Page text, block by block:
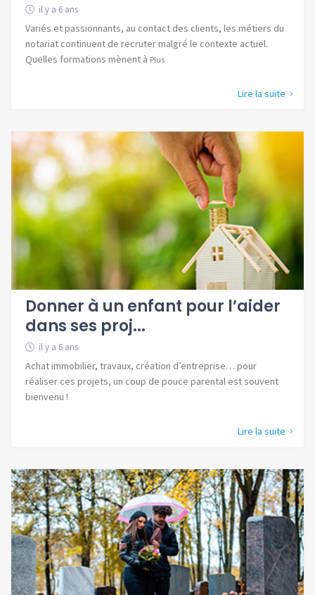
il y a 6 ans
Variés et passionnants, au contact des clients, les métiers du
notariat continuent de recruter malgré le contexte actuel.
Quelles formations mènent à Plus
Lire la suite
Donner à un enfant pour l’aider
dans ses proj...
il y a 6 ans
Achat immobilier, travaux, création d’entreprise… pour
réaliser ces projets, un coup de pouce parental est souvent
bienvenu !
Lire la suite